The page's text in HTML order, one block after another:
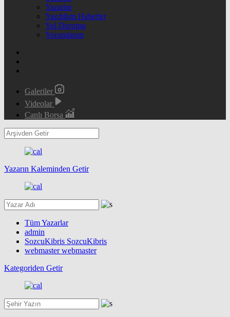
Yazarlar
Yazdığım Haberler
Yol Durumu
Yorumlarım
Galeriler
Videolar
Canlı Borsa
Yazarın Kaleminden Getir
Tüm Yazarlar
admin
SozcuKibris SozcuKibris
webmaster webmaster
Kategoriden Getir